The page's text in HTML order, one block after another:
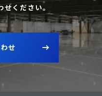
ください。
せ